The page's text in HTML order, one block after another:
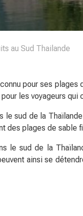
au Sud Thailande
pour ses
les voyageurs
le sud de la
des plages de
le sud de la
ainsi se